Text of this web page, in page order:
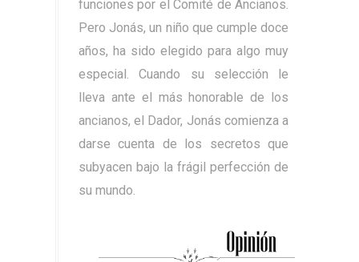
funciones por el Comité de Ancianos.
Pero Jonás, un niño que cumple doce
años, ha sido elegido para algo muy
especial. Cuando su selección le
lleva ante el más honorable de los
ancianos, el Dador, Jonás comienza a
darse cuenta de los secretos que
subyacen bajo la frágil perfección de
su mundo.